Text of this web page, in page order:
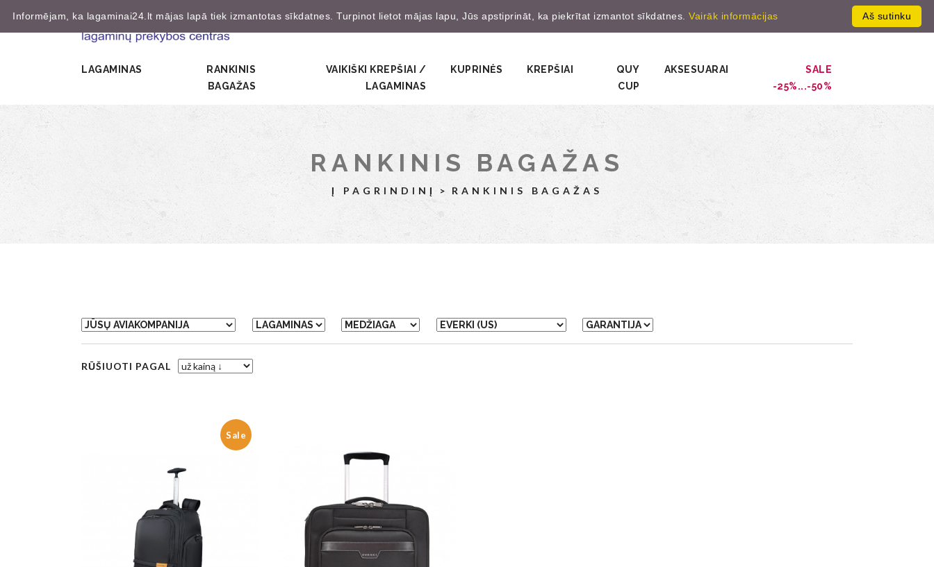
0
Užsiregistruot
Prisijungti
LAGAMINAS
RANKINIS
BAGAŽAS
VAIKIŠKI KREPŠIAI /
LAGAMINAS
KUPRINĖS KREPŠIAI
QUY
CUP
AKSESUARAI
SALE
-25%...-50%
RANKINIS BAGAŽAS
Į PAGRINDINĮ RANKINIS BAGAŽAS
RŪŠIUOTI PAGAL
Sale
Aš sutinku
Informējam, ka lagaminai24.lt mājas lapā tiek izmantotas sīkdatnes. Turpinot lietot mājas lapu, Jūs apstiprināt, ka piekrītat izmantot sīkdatnes. Vairāk informācijas